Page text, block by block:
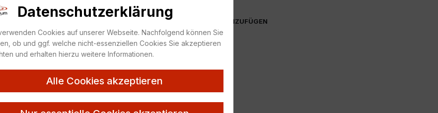
ZUR MERKLISTE HINZUFÜGEN
Datenschutzerklärung
Cookies auf unserer Webseite. Nachfolgend können Sie
ob und ggf. welche nicht-essenziellen Cookies Sie akzeptieren
und erhalten hierzu weitere Informationen.
Alle Cookies akzeptieren